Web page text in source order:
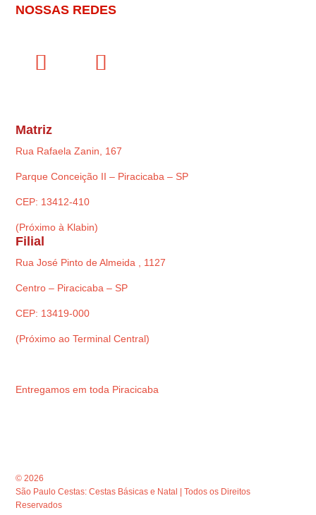
NOSSAS REDES
Matriz
Rua Rafaela Zanin, 167
Parque Conceição II – Piracicaba – SP
CEP: 13412-410
(Próximo à Klabin)
Filial
Rua José Pinto de Almeida , 1127
Centro – Piracicaba – SP
CEP: 13419-000
(Próximo ao Terminal Central)
Entregamos em toda Piracicaba
© 2026
São Paulo Cestas: Cestas Básicas e Natal | Todos os Direitos
Reservados